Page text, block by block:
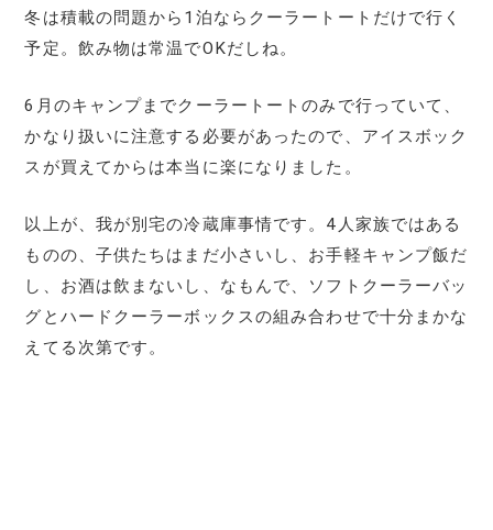
冬は積載の問題から1泊ならクーラートートだけで行く
予定。飲み物は常温でOKだしね。
6月のキャンプまでクーラートートのみで行っていて、
かなり扱いに注意する必要があったので、アイスボック
スが買えてからは本当に楽になりました。
以上が、我が別宅の冷蔵庫事情です。4人家族ではある
ものの、子供たちはまだ小さいし、お手軽キャンプ飯だ
し、お酒は飲まないし、なもんで、ソフトクーラーバッ
グとハードクーラーボックスの組み合わせで十分まかな
えてる次第です。